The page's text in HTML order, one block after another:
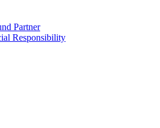
Partner
Responsibility